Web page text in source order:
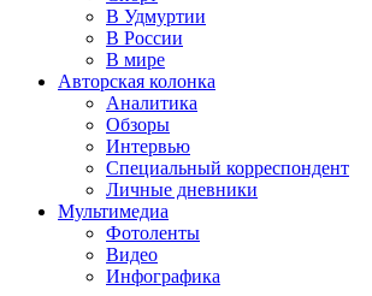
В Удмуртии
В России
В мире
Авторская колонка
Аналитика
Обзоры
Интервью
Специальный корреспондент
Личные дневники
Мультимедиа
Фотоленты
Видео
Инфографика